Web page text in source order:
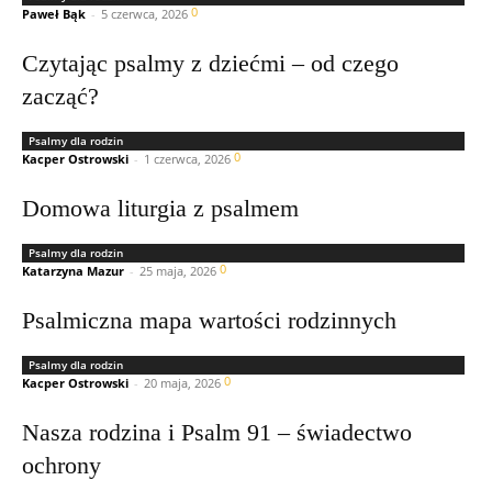
Paweł Bąk - 5 czerwca, 2026 0
Czytając psalmy z dziećmi – od czego
zacząć?
Psalmy dla rodzin
Kacper Ostrowski - 1 czerwca, 2026 0
Domowa liturgia z psalmem
Psalmy dla rodzin
Katarzyna Mazur - 25 maja, 2026 0
Psalmiczna mapa wartości rodzinnych
Psalmy dla rodzin
Kacper Ostrowski - 20 maja, 2026 0
Nasza rodzina i Psalm 91 – świadectwo
ochrony